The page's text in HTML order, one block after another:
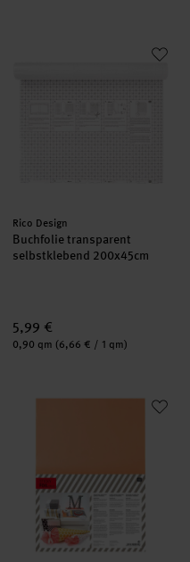
Buchfolie transparent
Hersteller:
Rico Design
Buchfolie transparent
selbstklebend 200x45cm
5,99 €
Inhalt:
0,90 qm (6,66 € / 1 qm)
Sticky Tape doppelseitige